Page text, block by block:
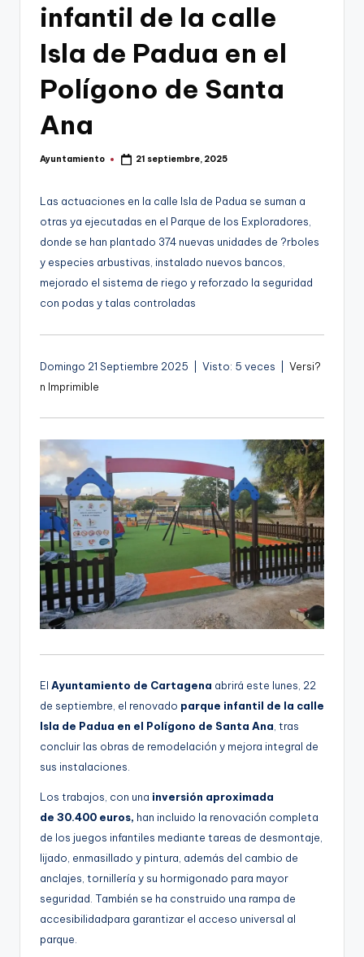
infantil de la calle
Isla de Padua en el
Polígono de Santa
Ana
Publicado
Ayuntamiento 21 septiembre, 2025
Las actuaciones en la calle Isla de Padua se suman a
otras ya ejecutadas en el Parque de los Exploradores,
donde se han plantado 374 nuevas unidades de ?rboles
y especies arbustivas, instalado nuevos bancos,
mejorado el sistema de riego y reforzado la seguridad
con podas y talas controladas
Domingo 21 Septiembre 2025 | Visto: 5 veces | Versi?
n Imprimible
El Ayuntamiento de Cartagena abrirá este lunes, 22
de septiembre, el renovado parque infantil de la calle
Isla de Padua en el Polígono de Santa Ana, tras
concluir las obras de remodelación y mejora integral de
sus instalaciones.
Los trabajos, con una inversión aproximada
de 30.400 euros, han incluido la renovación completa
de los juegos infantiles mediante tareas de desmontaje,
lijado, enmasillado y pintura, además del cambio de
anclajes, tornillería y su hormigonado para mayor
seguridad. También se ha construido una rampa de
accesibilidadpara garantizar el acceso universal al
parque.